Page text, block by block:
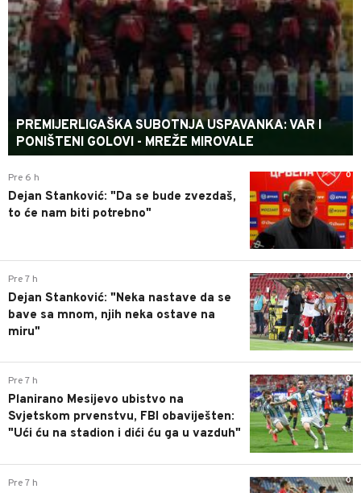
PREMIJERLIGAŠKA SUBOTNJA USPAVANKA: VAR I
PONIŠTENI GOLOVI - MREŽE MIROVALE
0
Pre 6 h
Dejan Stanković: "Da se bude zvezdaš,
to će nam biti potrebno"
0
Pre 7 h
Dejan Stanković: "Neka nastave da se
bave sa mnom, njih neka ostave na
miru"
0
Pre 7 h
Planirano Mesijevo ubistvo na
Svjetskom prvenstvu, FBI obaviješten:
"Ući ću na stadion i dići ću ga u vazduh"
0
Pre 7 h